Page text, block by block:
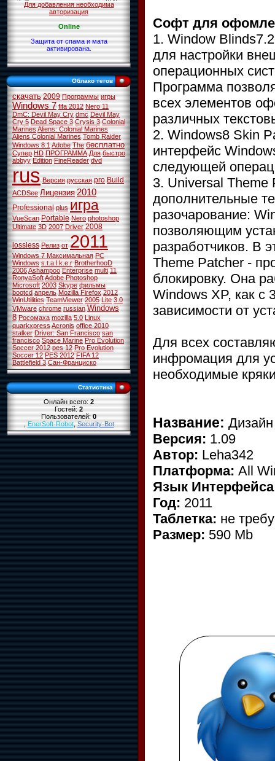
Для добавления необходима
авторизация
Online
Защита от спама и мата
активирована.
Облако тегов
скачать 2009 Программы игры
Windows 7 fifa 2012 Nero 11
DmC: Devil May Cry dmc Devil May
Cry 5 Dead Space 3 Crysis 3 Colonial
MarinesAliens: Colonial Marines
Aliens Colonial Marines Tomb Raider
Windows 8.1Adobe The бесплатно
Супер HD ПРОГРАММА Для быстро
abbyy Edition FineReader dvd
rus Версия русская pro Build
ACDSee Лицензия 2010
Professional plus игра
VueScan Portable Nero photoshop
Ultimate 3D 2007 Driver 2008
lossless Релиз от 2011
Windows 7 Максимальная PC
Windows s.t.a.l.k.e.r BrotherhooD
2006Ashampoo Enterprise multi 11
RonyaSoftAdobe Photoshop
Microsoft 2003 Skype фильмы
bootcd апрель Mozilla Firefox 2012
WinUtilities TeamViewer 2005 Lite 3.0
VMware chrome russian Windows
8 Росомаха mozilla 5.0 Linux
quarkxpressAcronis office 2010
stalker Driver: San Francisco san
francisco Space Marine Pro Evolution
Soccer 2012 pes 12 Pro Evolution
Soccer 12 PES 2012 FIFA 12
Battlefield 3 Сан-Франциско
Статистика
Онлайн всего:2
Гостей:2
Пользователей:0
,EnerSoft-Robot,Security-Bot
Софт для
1. Window
для настройки
операционных
Программа
всех элементов
различных
2. Windows8 Skin
интерфейс
следующей
3. Universal Theme
дополнительные
разочарование:
позволяющим
разработчиков. В
Theme Patcher -
блокировку. Она
Windows XP, как с
зависимости от
Для всех
инфромация для
необходимые
Название:
Версия: 1.09
Автор: Leha342
Платформа: All
Язык
Год: 2011
Таблетка: не
Размер: 590 Mb